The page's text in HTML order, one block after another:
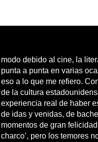
modo debido al cine, la
punta a punta en varias
eso a lo que me refiero.
de la cultura
experiencia real de haber
de idas y venidas, de
momentos de gran
charco’, pero los temores